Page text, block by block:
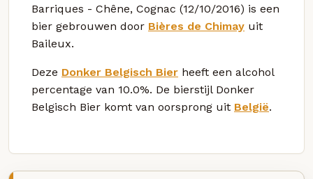
Barriques - Chêne, Cognac (12/10/2016) is een
bier gebrouwen door Bières de Chimay uit
Baileux.
Deze Donker Belgisch Bier heeft een alcohol
percentage van 10.0%. De bierstijl Donker
Belgisch Bier komt van oorsprong uit België.